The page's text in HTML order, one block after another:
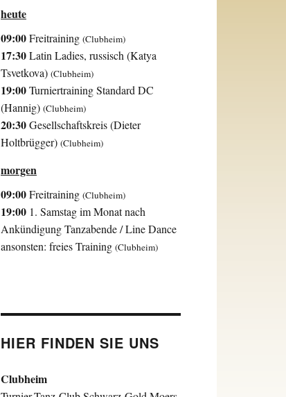
heute
09:00Freitraining (Clubheim)
17:30Latin Ladies, russisch (Katya
Tsvetkova) (Clubheim)
19:00Turniertraining Standard DC
(Hannig) (Clubheim)
20:30Gesellschaftskreis (Dieter
Holtbrügger) (Clubheim)
morgen
09:00Freitraining (Clubheim)
19:00 1. Samstag im Monat nach
Ankündigung Tanzabende / Line Dance
ansonsten: freies Training (Clubheim)
HIER FINDEN SIE UNS
Clubheim